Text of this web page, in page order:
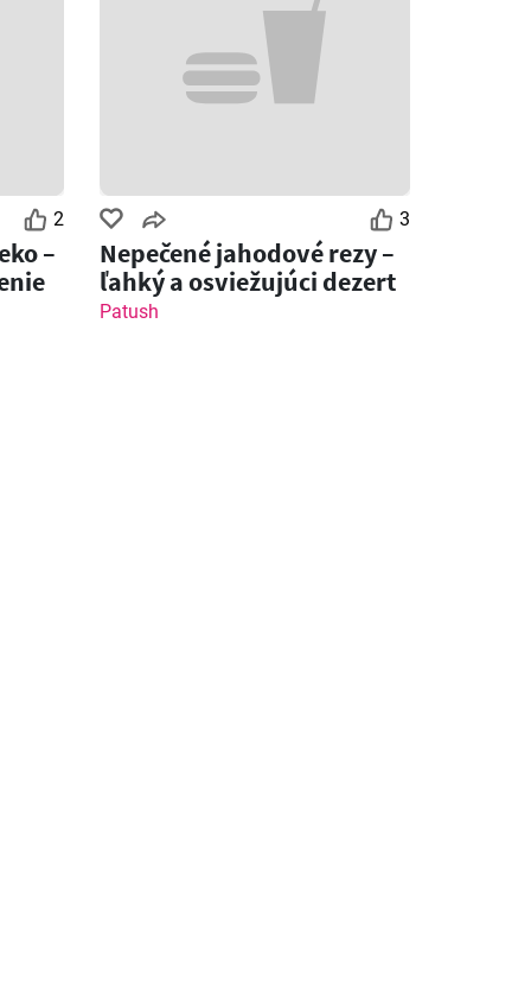
2
–
3
Nepečené jahodové rezy –
ľahký a osviežujúci dezert
Patush